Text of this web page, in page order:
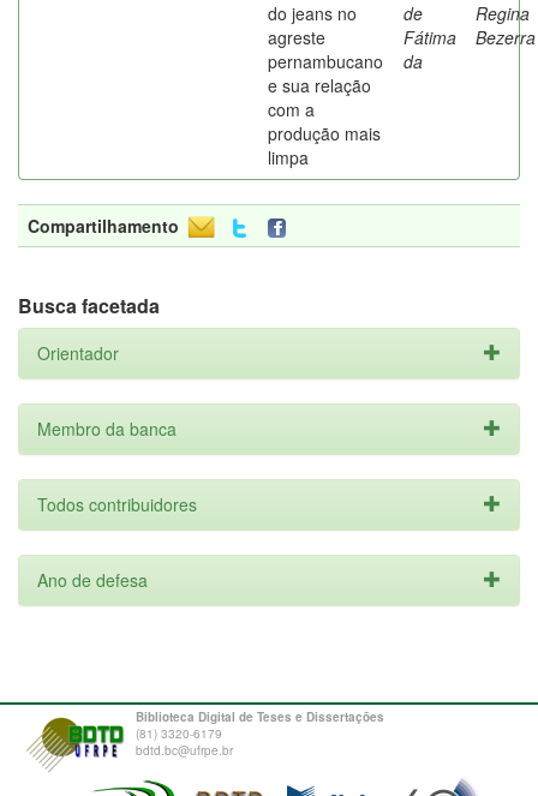
do jeans no
agreste
pernambucano
e sua relação
com a
produção mais
limpa
de
Fátima
da
Regina
Bezerra
Compartilhamento
Busca facetada
Orientador
Membro da banca
Todos contribuidores
Ano de defesa
Biblioteca Digital de Teses e Dissertações
(81) 3320-6179
bdtd.bc@ufrpe.br